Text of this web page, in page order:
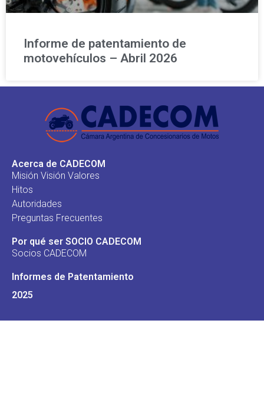
Informe de patentamiento de
motovehículos – Abril 2026
Acerca de CADECOM
Misión Visión Valores
Hitos
Autoridades
Preguntas Frecuentes
Por qué ser SOCIO CADECOM
Socios CADECOM
Informes de Patentamiento
2025